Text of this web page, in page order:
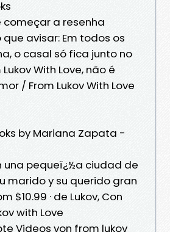
começar a resenha
avisar: Em todos os
o casal só fica junto no
With Love, não é
/ From Lukov With Love
by Mariana Zapata -
una pequeï¿½a ciudad de
marido y su querido gran
$10.99 · de Lukov, Con
with Love
Videos von from lukov